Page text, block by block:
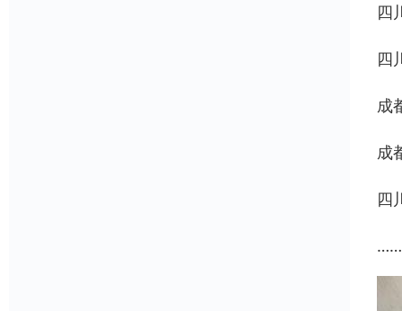
四
四
成
成
四
……